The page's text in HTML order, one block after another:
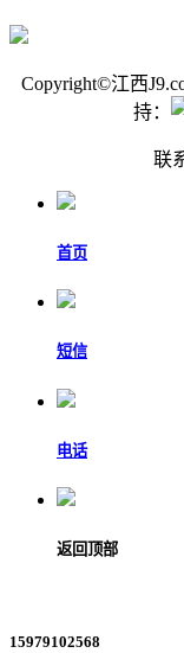
Copyright©江西
持：
联
首页
短信
电话
返回顶部
15979102568